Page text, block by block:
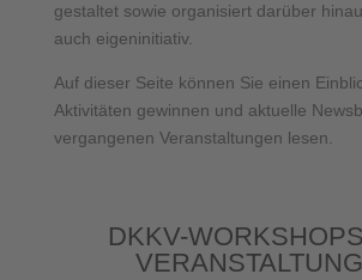
gestaltet sowie organisiert darüber
auch eigeninitiativ.
Auf dieser Seite können Sie einen
Aktivitäten gewinnen und aktuelle
vergangenen Veranstaltungen lesen.
DKKV-